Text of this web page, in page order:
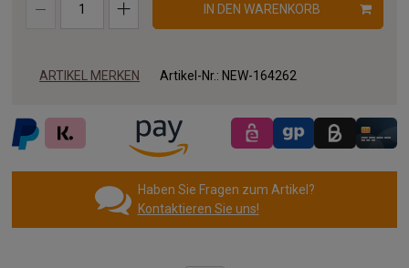
IN DEN WARENKORB
ARTIKEL MERKEN Artikel-Nr.: NEW-164262
Haben Sie Fragen zum Artikel?
Kontaktieren Sie uns!